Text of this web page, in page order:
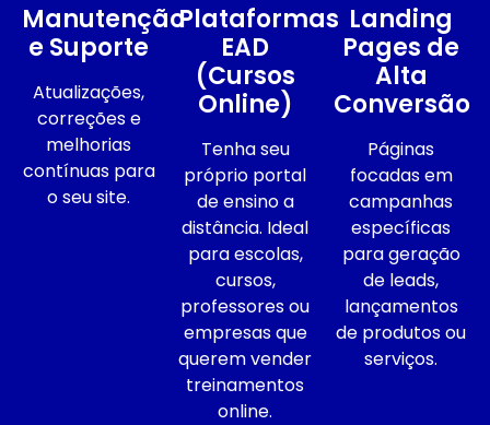
Manutenção
e Suporte
Atualizações,
correções e
melhorias
contínuas para
o seu site.
Plataformas
EAD
(Cursos
Online)
Tenha seu
próprio portal
de ensino a
distância. Ideal
para escolas,
cursos,
professores ou
empresas que
querem vender
treinamentos
online.
Landing
Pages de
Alta
Conversão
Páginas
focadas em
campanhas
específicas
para geração
de leads,
lançamentos
de produtos ou
serviços.